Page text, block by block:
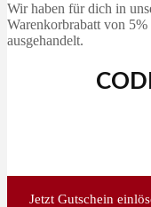
Wir haben für dich in
Warenkorbrabatt von
ausgehandelt.
Jetzt Gutschein